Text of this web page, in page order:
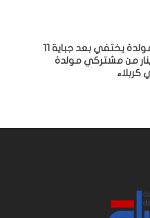
مشغل مولدة يختفي بعد جباية 11
من مشتركي مولدة
كربلاء